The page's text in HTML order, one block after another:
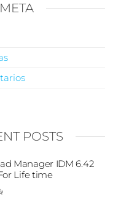
META
POSTS
Manager IDM 6.42
Life time